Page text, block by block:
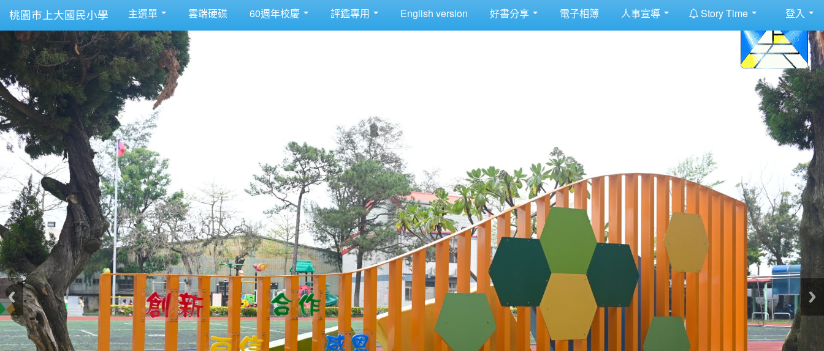
桃園市上大國民小學 主選單 雲端硬碟 60週年校慶 評鑑專用 English version 好書分享 電子相簿 人事宣導 Story Time 登入